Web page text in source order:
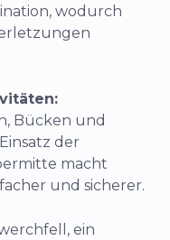
wodurch
Bücken und
der
macht
und sicherer.
ein